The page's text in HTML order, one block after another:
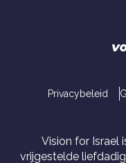
Privacybeleid
Vision for Israel
vrijgestelde